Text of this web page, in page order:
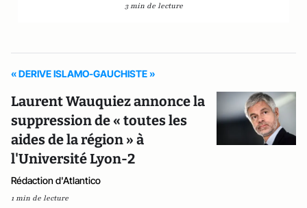
3 min de lecture
« DERIVE ISLAMO-GAUCHISTE »
Laurent Wauquiez annonce la
suppression de « toutes les
aides de la région » à
l'Université Lyon-2
Rédaction d'Atlantico
1 min de lecture